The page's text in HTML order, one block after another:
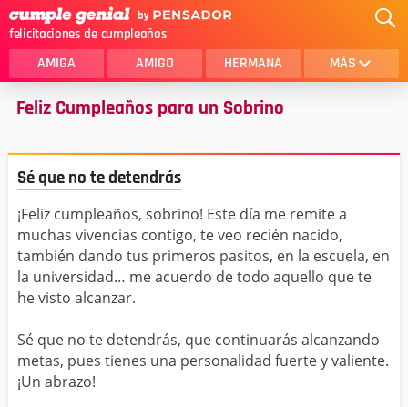
felicitaciones de cumpleaños
AMIGA AMIGO HERMANA MÁS
MAMA
SOBRINA
HERMANO
HIJO
NOVIA
ESPOSO
PAPA
HOMBRE
ALGUIEN ESPECIAL
PRIMO
Feliz Cumpleaños para un Sobrino
Sé que no te detendrás
¡Feliz cumpleaños, sobrino! Este día me remite a
muchas vivencias contigo, te veo recién nacido,
también dando tus primeros pasitos, en la escuela, en
la universidad… me acuerdo de todo aquello que te
he visto alcanzar.
Sé que no te detendrás, que continuarás alcanzando
metas, pues tienes una personalidad fuerte y valiente.
¡Un abrazo!